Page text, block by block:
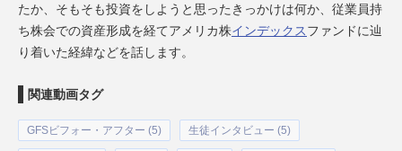
たか、そもそも投資をしようと思ったきっかけは何か、従業員持
ち株会での資産形成を経てアメリカ株インデックスファンドに辿
り着いた経緯などを話します。
関連動画タグ
GFSビフォー・アフター (5) 生徒インタビュー (5)